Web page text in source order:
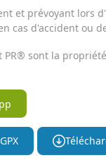
et prévoyant lors
cas d'accident ou
PR® sont la